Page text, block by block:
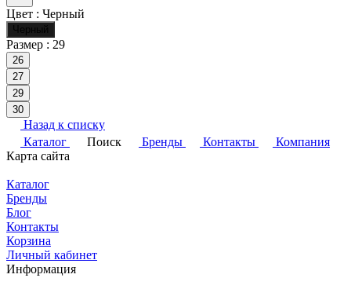
Цвет : Черный
Черный
Размер : 29
26
27
29
30
Назад к списку
Каталог
Поиск Бренды Контакты
Компания
Карта сайта
Каталог
Бренды
Блог
Контакты
Корзина
Личный кабинет
Информация